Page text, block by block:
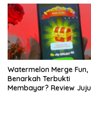
Watermelon Merge Fun,
Benarkah Terbukti
Membayar? Review